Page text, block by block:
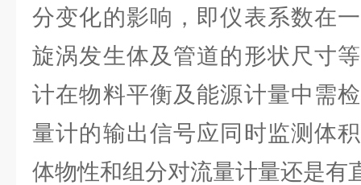
分变化的影响，即仪表系数在
旋涡发生体及管道的形状尺寸
计在物料平衡及能源计量中需
量计的输出信号应同时监测体
体物性和组分对流量计量还是有